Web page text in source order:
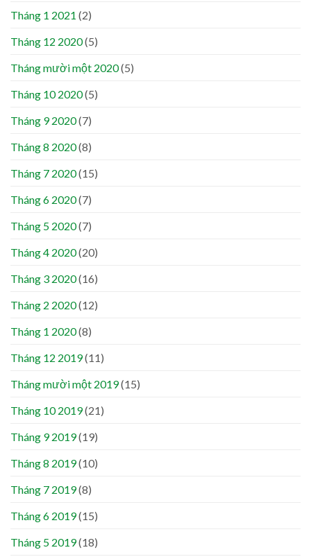
Tháng 1 2021 (2)
Tháng 12 2020(5)
Tháng mười một 2020(5)
Tháng 10 2020(5)
Tháng 9 2020(7)
Tháng 8 2020(8)
Tháng 7 2020(15)
Tháng 6 2020(7)
Tháng 5 2020(7)
Tháng 4 2020(20)
Tháng 3 2020(16)
Tháng 2 2020(12)
Tháng 1 2020(8)
Tháng 12 2019(11)
Tháng mười một 2019(15)
Tháng 10 2019(21)
Tháng 9 2019(19)
Tháng 8 2019(10)
Tháng 7 2019(8)
Tháng 6 2019(15)
Tháng 5 2019(18)